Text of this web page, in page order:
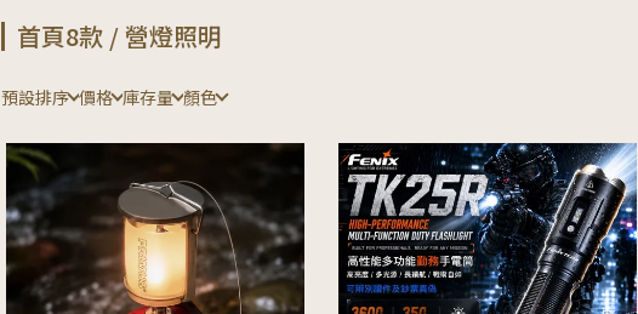
首頁8款 / 營燈照明
預設排序 價格 庫存量 顏色